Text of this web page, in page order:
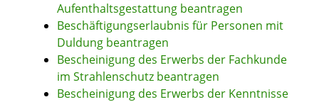
Aufenthaltsgestattung beantragen
Beschäftigungserlaubnis für Personen mit
Duldung beantragen
Bescheinigung des Erwerbs der Fachkunde
im Strahlenschutz beantragen
Bescheinigung des Erwerbs der Kenntnisse